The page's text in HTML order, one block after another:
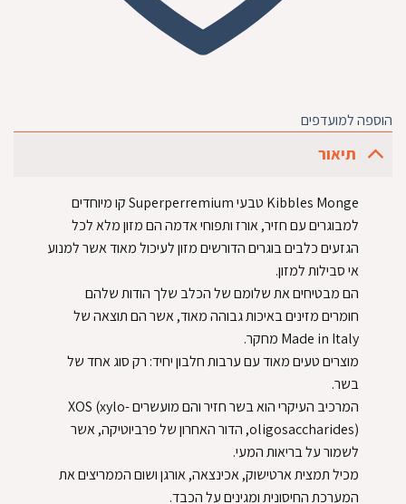
הוספה למועדפים
תיאור
Kibbles Monge טבעי Superperremium קו מיוחדים
למבוגרים עם חזיר, אורז ותפוחי אדמה הם מזון מלא לכל
הגזעים כלבים בוגרים הדורשים מזון לעיכול מאוד אשר למנוע
אי סבילות למזון.
הם מבטיחים את שלומם של הכלב שלך הודות שלהם
חומרים מזינים באיכות גבוהה מאוד, אשר הם תוצאה של
Made in Italy מחקר.
מוצרים טעים מאוד עם ערבות חלבון יחיד: רק סוג אחד של
בשר.
המרכיב העיקרי הוא בשר חזיר והם מועשרים XOS (xylo-
oligosaccharides), הדור האחרון של פרביוטיקה, אשר
לשמור על בריאות המעי.
מכיל תמצית ארטישוק, אכינצאה, אורגן ושום הממריצים את
המערכת החיסונית ומגינים על הכבד.